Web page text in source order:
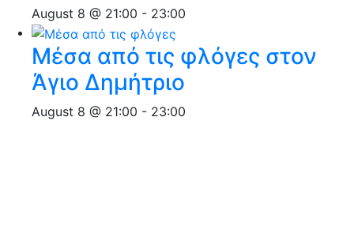
August 8 @ 21:00 - 23:00
Μέσα από τις φλόγες στον
Άγιο Δημήτριο
August 8 @ 21:00 - 23:00